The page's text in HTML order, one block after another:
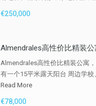
€250,000
Almendrales高性价比精装公
Almendrales高性价比精装公寓
有一个15平米露天阳台 周边学
Read More
€78,000